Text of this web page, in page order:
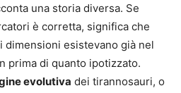
una storia diversa. Se
è corretta, significa che
dimensioni esistevano già nel
prima di quanto ipotizzato.
evolutiva dei tirannosauri, o